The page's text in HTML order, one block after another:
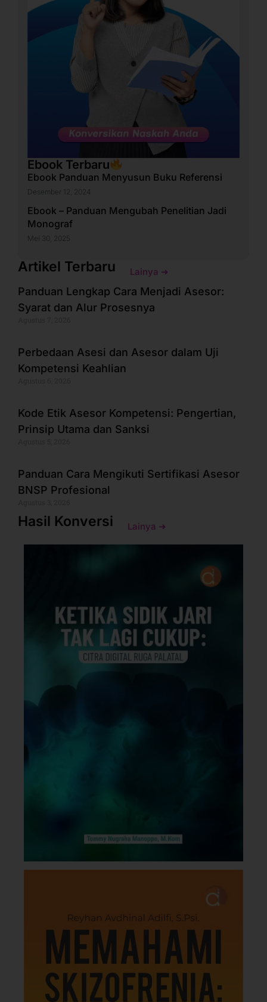
Ebook Terbaru
Ebook Panduan Menyusun Buku Referensi
Desember 12, 2024
Ebook – Panduan Mengubah Penelitian Jadi
Monograf
Mei 30, 2025
Artikel Terbaru Lainya ➜
Panduan Lengkap Cara Menjadi Asesor:
Syarat dan Alur Prosesnya
Perbedaan Asesi dan Asesor dalam Uji
Kompetensi Keahlian
Kode Etik Asesor Kompetensi: Pengertian,
Prinsip Utama dan Sanksi
Panduan Cara Mengikuti Sertifikasi Asesor
BNSP Profesional
Hasil Konversi Lainya ➜